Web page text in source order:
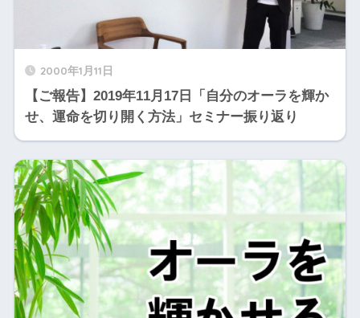
2000年1月11日
【ご報告】2019年11月17日「自分のオーラを輝か
せ、運命を切り開く方法」セミナー振り返り